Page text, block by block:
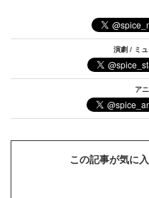
演劇 / ミ
ア
この記事が気に